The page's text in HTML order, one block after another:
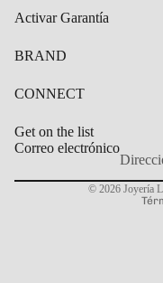
Activar Garantía
BRAND
CONNECT
Get on the list
Correo electrónico
© 2026 Joyería
Política de